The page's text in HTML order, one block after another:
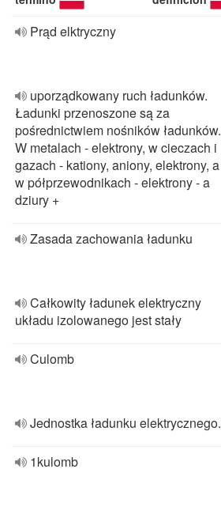
Prąd elktryczny
uporządkowany ruch ładunków.
Ładunki przenoszone są za
pośrednictwiem nośników ładunków.
W metalach - elektrony, w cieczach i
gazach - kationy, aniony, elektrony, a
w półprzewodnikach - elektrony - a
dziury +
Zasada zachowania ładunku
Całkowity ładunek elektryczny
układu izolowanego jest stały
Culomb
Jednostka ładunku elektrycznego.
1kulomb